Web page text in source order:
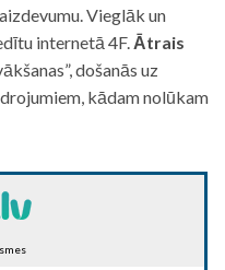
Vieglāk un
internetā 4F. Ātrais
došanās uz
kādam nolūkam